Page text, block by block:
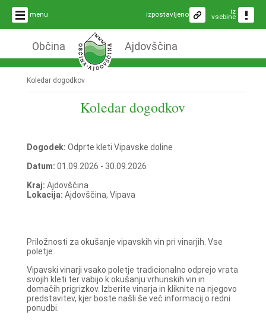
menu iz
vsebine
izpostavljeno
Občina Ajdovščina
Koledar dogodkov
Koledar dogodkov
Dogodek: Odprte kleti Vipavske doline
Datum: 01.09.2026 - 30.09.2026
Kraj: Ajdovščina
Lokacija: Ajdovščina, Vipava
Priložnosti za okušanje vipavskih vin pri vinarjih. Vse
poletje.
Vipavski vinarji vsako poletje tradicionalno odprejo vrata
svojih kleti ter vabijo k okušanju vrhunskih vin in
domačih prigrizkov. Izberite vinarja in kliknite na njegovo
predstavitev, kjer boste našli še več informacij o redni
ponudbi.